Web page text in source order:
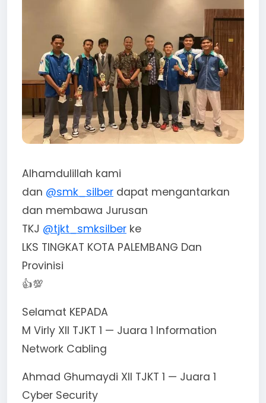
Alhamdulillah kami
dan @smk_silber dapat mengantarkan
dan membawa Jurusan
TKJ @tjkt_smksilber ke
LKS TINGKAT KOTA PALEMBANG Dan
Provinisi
👍💯
Selamat KEPADA
M Virly XII TJKT 1 — Juara 1 Information
Network Cabling
Ahmad Ghumaydi XII TJKT 1 — Juara 1
Cyber Security